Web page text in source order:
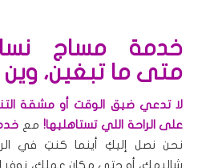
خدمة مساج
متى ما تبغين،
لا تدعي ضيق الوقت أو مشقة
على الراحة اللي تستاهليها! مع
نحن نصل إليكِ أينما كنتِ في
شاليهكِ، أو حتى مكان عملكِ، نوفر